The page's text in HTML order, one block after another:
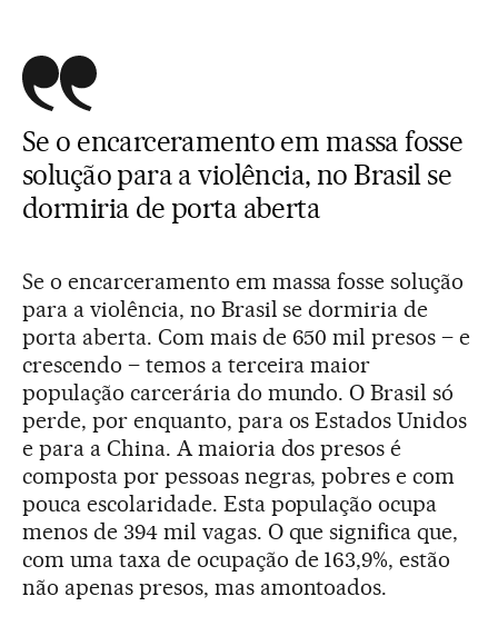
Se o encarceramento em massa fosse
solução para a violência, no Brasil se
dormiria de porta aberta
Se o encarceramento em massa fosse solução
para a violência, no Brasil se dormiria de
porta aberta. Com mais de 650 mil presos – e
crescendo – temos a terceira maior
população carcerária do mundo. O Brasil só
perde, por enquanto, para os Estados Unidos
e para a China. A maioria dos presos é
composta por pessoas negras, pobres e com
pouca escolaridade. Esta população ocupa
menos de 394 mil vagas. O que significa que,
com uma taxa de ocupação de 163,9%, estão
não apenas presos, mas amontoados.